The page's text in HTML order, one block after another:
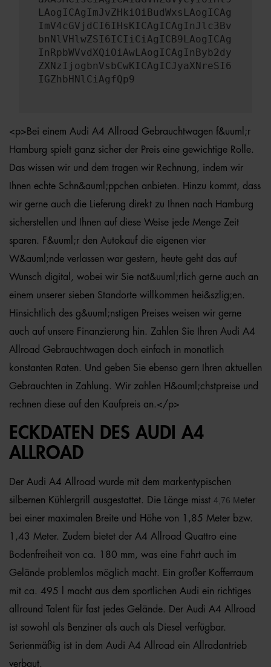
LAogICAgImJvZHkiOiBudWxsLAogICAg
ImV4cGVjdCI6IHsKICAgICAgInJlc3Bv
bnNlVHlwZSI6ICIiCiAgICB9LAogICAg
InRpbWVvdXQiOiAwLAogICAgInByb2dy
ZXNzIjogbnVsbCwKICAgICJyaXNreSI6
IGZhbHNlCiAgfQp9
<p>Bei einem Audi A4 Allroad Gebrauchtwagen f&uuml;r
Hamburg spielt ganz sicher der Preis eine gewichtige Rolle.
Das wissen wir und dem tragen wir Rechnung, indem wir
Ihnen echte Schn&auml;ppchen anbieten. Hinzu kommt, dass
wir gerne auch die Lieferung direkt zu Ihnen nach Hamburg
sicherstellen und Ihnen auf diese Weise jede Menge Zeit
sparen. F&uuml;r den Autokauf die eigenen vier
W&auml;nde verlassen war gestern, heute geht das auf
Wunsch digital, wobei wir Sie nat&uuml;rlich gerne auch an
einem unserer sieben Standorte willkommen hei&szlig;en.
Hinsichtlich des g&uuml;nstigen Preises weisen wir gerne
auch auf unsere Finanzierung hin. Zahlen Sie Ihren Audi A4
Allroad Gebrauchtwagen doch einfach in monatlich
konstanten Raten. Und geben Sie ebenso gern Ihren aktuellen
Gebrauchten in Zahlung. Wir zahlen H&ouml;chstpreise und
rechnen diese auf den Kaufpreis an.</p>
ECKDATEN DES AUDI A4
ALLROAD
Der Audi A4 Allroad wurde mit dem markentypischen
silbernen Kühlergrill ausgestattet. Die Länge misst 4,76 Meter
bei einer maximalen Breite und Höhe von 1,85 Meter bzw.
1,43 Meter. Zudem bietet der A4 Allroad Quattro eine
Bodenfreiheit von ca. 180 mm, was eine Fahrt auch im
Gelände problemlos möglich macht. Ein großer Kofferraum
mit ca. 495 l macht aus dem sportlichen Audi ein richtiges
allround Talent für fast jedes Gelände. Der Audi A4 Allroad
ist sowohl als Benziner als auch als Diesel verfügbar.
Serienmäßig ist in dem Audi A4 Allroad ein Allradantrieb
verbaut.